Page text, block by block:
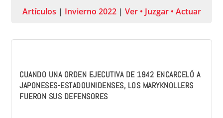
Artículos | Invierno 2022| Ver • Juzgar • Actuar
CUANDO UNA ORDEN EJECUTIVA DE 1942 ENCARCELÓ A
JAPONESES-ESTADOUNIDENSES, LOS MARYKNOLLERS
FUERON SUS DEFENSORES